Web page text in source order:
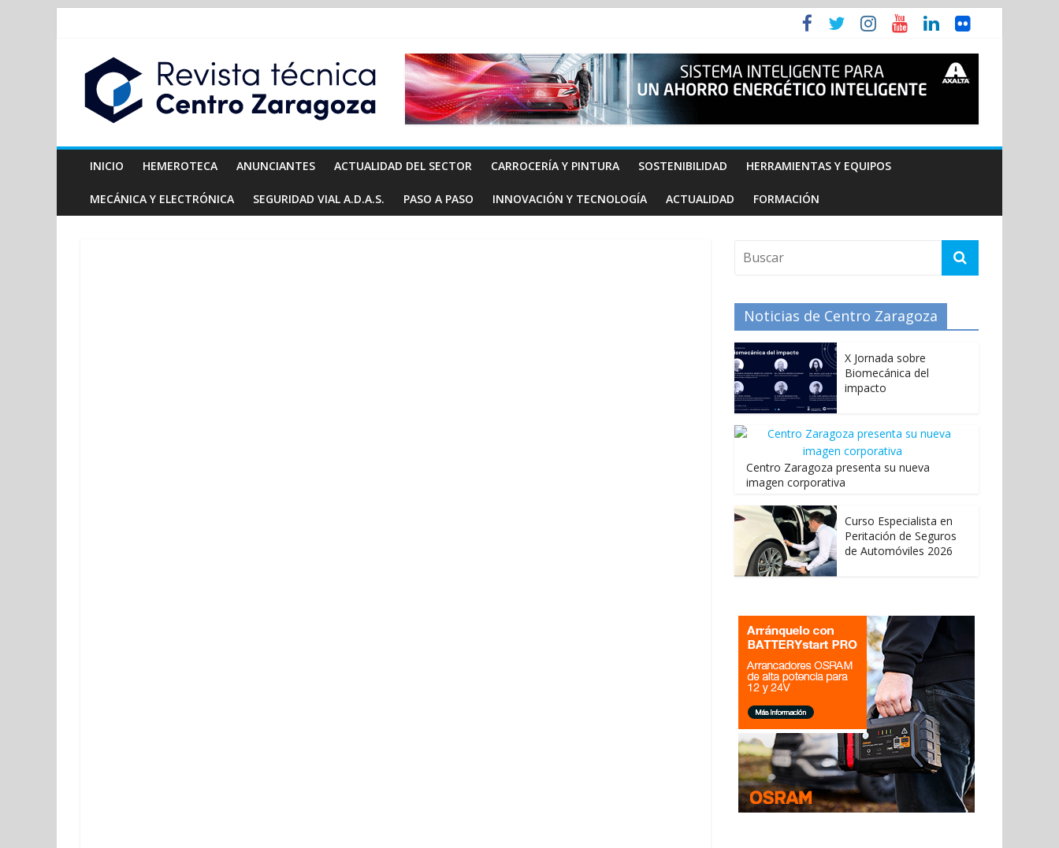
INICIO HEMEROTECA ANUNCIANTES ACTUALIDAD DEL SECTOR CARROCERÍA Y PINTURA SOSTENIBILIDAD HERRAMIENTAS Y EQUIPOS
MECÁNICA Y ELECTRÓNICA SEGURIDAD VIAL A.D.A.S. PASO A PASO INNOVACIÓN Y TECNOLOGÍA ACTUALIDAD FORMACIÓN
Noticias de Centro Zaragoza
X Jornada sobre
Biomecánica del
impacto
Centro Zaragoza presenta su nueva
imagen corporativa
Curso Especialista en
Peritación de Seguros
de Automóviles 2026